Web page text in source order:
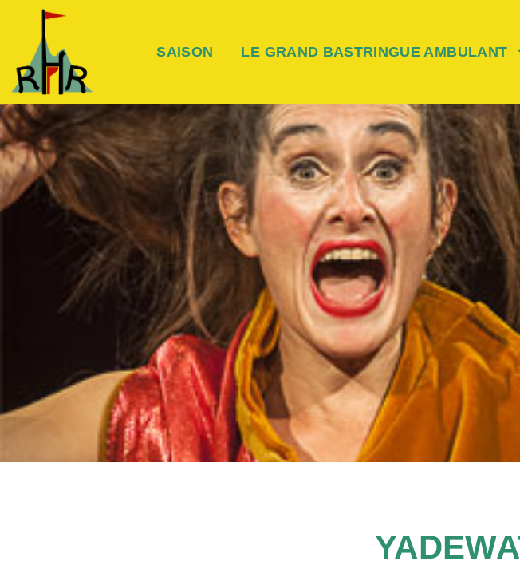
SAISON LE GRAND BASTRINGUE AMBULANT